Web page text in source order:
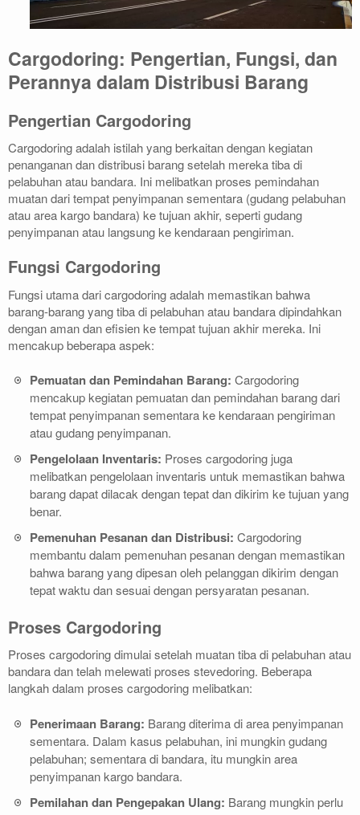
Cargodoring: Pengertian, Fungsi, dan
Perannya dalam Distribusi Barang
Pengertian Cargodoring
Cargodoring adalah istilah yang berkaitan dengan kegiatan
penanganan dan distribusi barang setelah mereka tiba di
pelabuhan atau bandara. Ini melibatkan proses pemindahan
muatan dari tempat penyimpanan sementara (gudang pelabuhan
atau area kargo bandara) ke tujuan akhir, seperti gudang
penyimpanan atau langsung ke kendaraan pengiriman.
Fungsi Cargodoring
Fungsi utama dari cargodoring adalah memastikan bahwa
barang-barang yang tiba di pelabuhan atau bandara dipindahkan
dengan aman dan efisien ke tempat tujuan akhir mereka. Ini
mencakup beberapa aspek:
Pemuatan dan Pemindahan Barang: Cargodoring
mencakup kegiatan pemuatan dan pemindahan barang dari
tempat penyimpanan sementara ke kendaraan pengiriman
atau gudang penyimpanan.
Pengelolaan Inventaris: Proses cargodoring juga
melibatkan pengelolaan inventaris untuk memastikan bahwa
barang dapat dilacak dengan tepat dan dikirim ke tujuan yang
benar.
Pemenuhan Pesanan dan Distribusi: Cargodoring
membantu dalam pemenuhan pesanan dengan memastikan
bahwa barang yang dipesan oleh pelanggan dikirim dengan
tepat waktu dan sesuai dengan persyaratan pesanan.
Proses Cargodoring
Proses cargodoring dimulai setelah muatan tiba di pelabuhan atau
bandara dan telah melewati proses stevedoring. Beberapa
langkah dalam proses cargodoring melibatkan:
Penerimaan Barang: Barang diterima di area penyimpanan
sementara. Dalam kasus pelabuhan, ini mungkin gudang
pelabuhan; sementara di bandara, itu mungkin area
penyimpanan kargo bandara.
Pemilahan dan Pengepakan Ulang: Barang mungkin perlu